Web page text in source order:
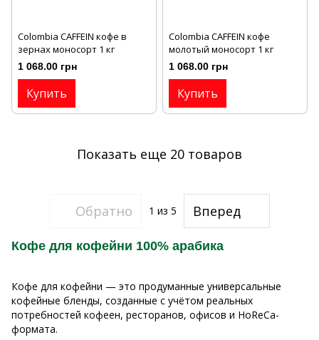
Colombia CAFFEIN кофе в
зернах моносорт 1 кг
1 068.00 грн
Купить
Colombia CAFFEIN кофе
молотый моносорт 1 кг
1 068.00 грн
Купить
Показать еще 20 товаров
Обратно 1 из 5 Вперед
Кофе для кофейни 100% арабика
Кофе для кофейни — это продуманные универсальные
кофейные бленды, созданные с учётом реальных
потребностей кофеен, ресторанов, офисов и HoReCa-
формата.